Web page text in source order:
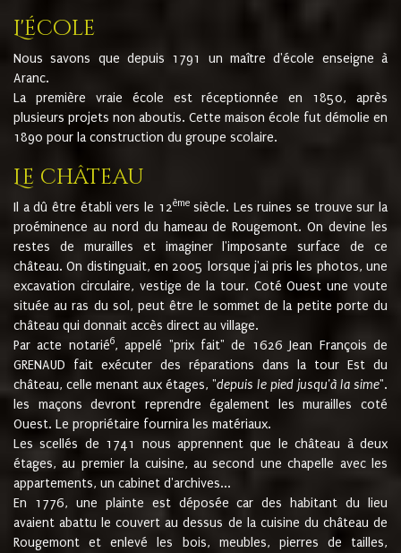
L'école
Nous savons que depuis 1791 un maître d'école enseigne à
Aranc.
La première vraie école est réceptionnée en 1850, après
plusieurs projets non aboutis. Cette maison école fut démolie en
1890 pour la construction du groupe scolaire.
Le château
Il a dû être établi vers le 12èmesiècle. Les ruines se trouve sur la
proéminence au nord du hameau de Rougemont. On devine les
restes de murailles et imaginer l'imposante surface de ce
château. On distinguait, en 2005 lorsque j'ai pris les photos, une
excavation circulaire, vestige de la tour. Coté Ouest une voute
située au ras du sol, peut être le sommet de la petite porte du
château qui donnait accès direct au village.
Par acte notarié6, appelé "prix fait" de 1626 Jean François de
GRENAUD fait exécuter des réparations dans la tour Est du
château, celle menant aux étages, "depuis le pied jusqu'à la sime".
les maçons devront reprendre également les murailles coté
Ouest. Le propriétaire fournira les matériaux.
Les scellés de 1741 nous apprennent que le château à deux
étages, au premier la cuisine, au second une chapelle avec les
appartements, un cabinet d'archives...
En 1776, une plainte est déposée car des habitant du lieu
avaient abattu le couvert au dessus de la cuisine du château de
Rougemont et enlevé les bois, meubles, pierres de tailles,